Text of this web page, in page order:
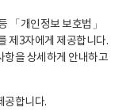
「개인정보 보호법」
제3자에게 제공합니다.
항을 상세하게 안내하고
공합니다.